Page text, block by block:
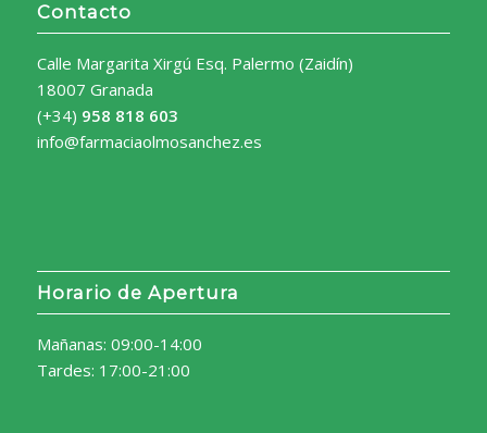
Contacto
Calle Margarita Xirgú Esq. Palermo (Zaidín)
18007 Granada
(+34) 958 818 603
info@farmaciaolmosanchez.es
Horario de Apertura
Mañanas: 09:00-14:00
Tardes: 17:00-21:00